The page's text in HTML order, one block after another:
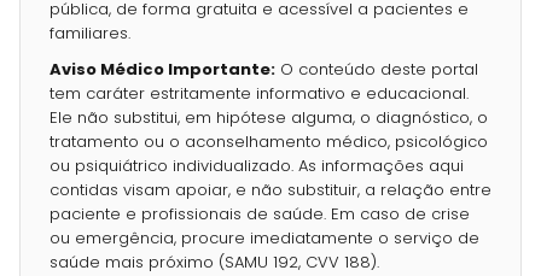
pública, de forma gratuita e acessível a pacientes e
familiares.
Aviso Médico Importante: O conteúdo deste portal
tem caráter estritamente informativo e educacional.
Ele não substitui, em hipótese alguma, o diagnóstico, o
tratamento ou o aconselhamento médico, psicológico
ou psiquiátrico individualizado. As informações aqui
contidas visam apoiar, e não substituir, a relação entre
paciente e profissionais de saúde. Em caso de crise
ou emergência, procure imediatamente o serviço de
saúde mais próximo (SAMU 192, CVV 188).